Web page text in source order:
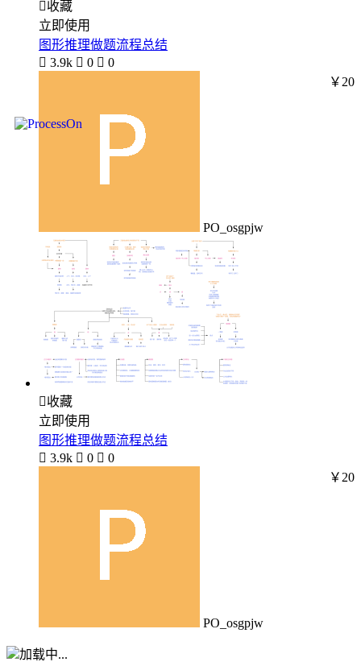
收藏
立即使用
图形推理做题流程总结
 3.9k  0  0
PO_osgpjw
￥20
收藏
立即使用
图形推理做题流程总结
 3.9k  0  0
PO_osgpjw
￥20
加载中...